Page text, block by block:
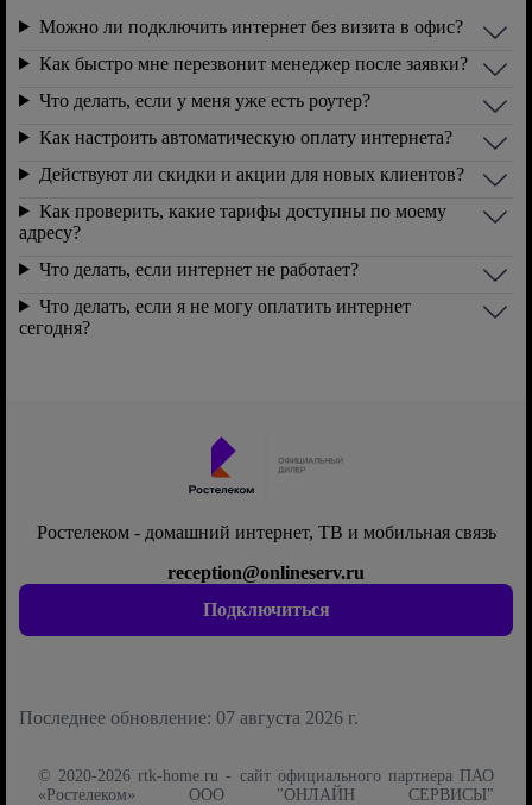
Можно ли подключить интернет без визита в офис?
Как быстро мне перезвонит менеджер после заявки?
Что делать, если у меня уже есть роутер?
Как настроить автоматическую оплату интернета?
Действуют ли скидки и акции для новых клиентов?
Как проверить, какие тарифы доступны по моему
адресу?
Что делать, если интернет не работает?
Что делать, если я не могу оплатить интернет
сегодня?
Ростелеком - домашний интернет, ТВ и мобильная связь
Подключиться
reception@onlineserv.ru
Последнее обновление: 07 августа 2026 г.
© 2020-2026 rtk-home.ru - сайт официального партнера ПАО
«Ростелеком» ООО "ОНЛАЙН СЕРВИСЫ"